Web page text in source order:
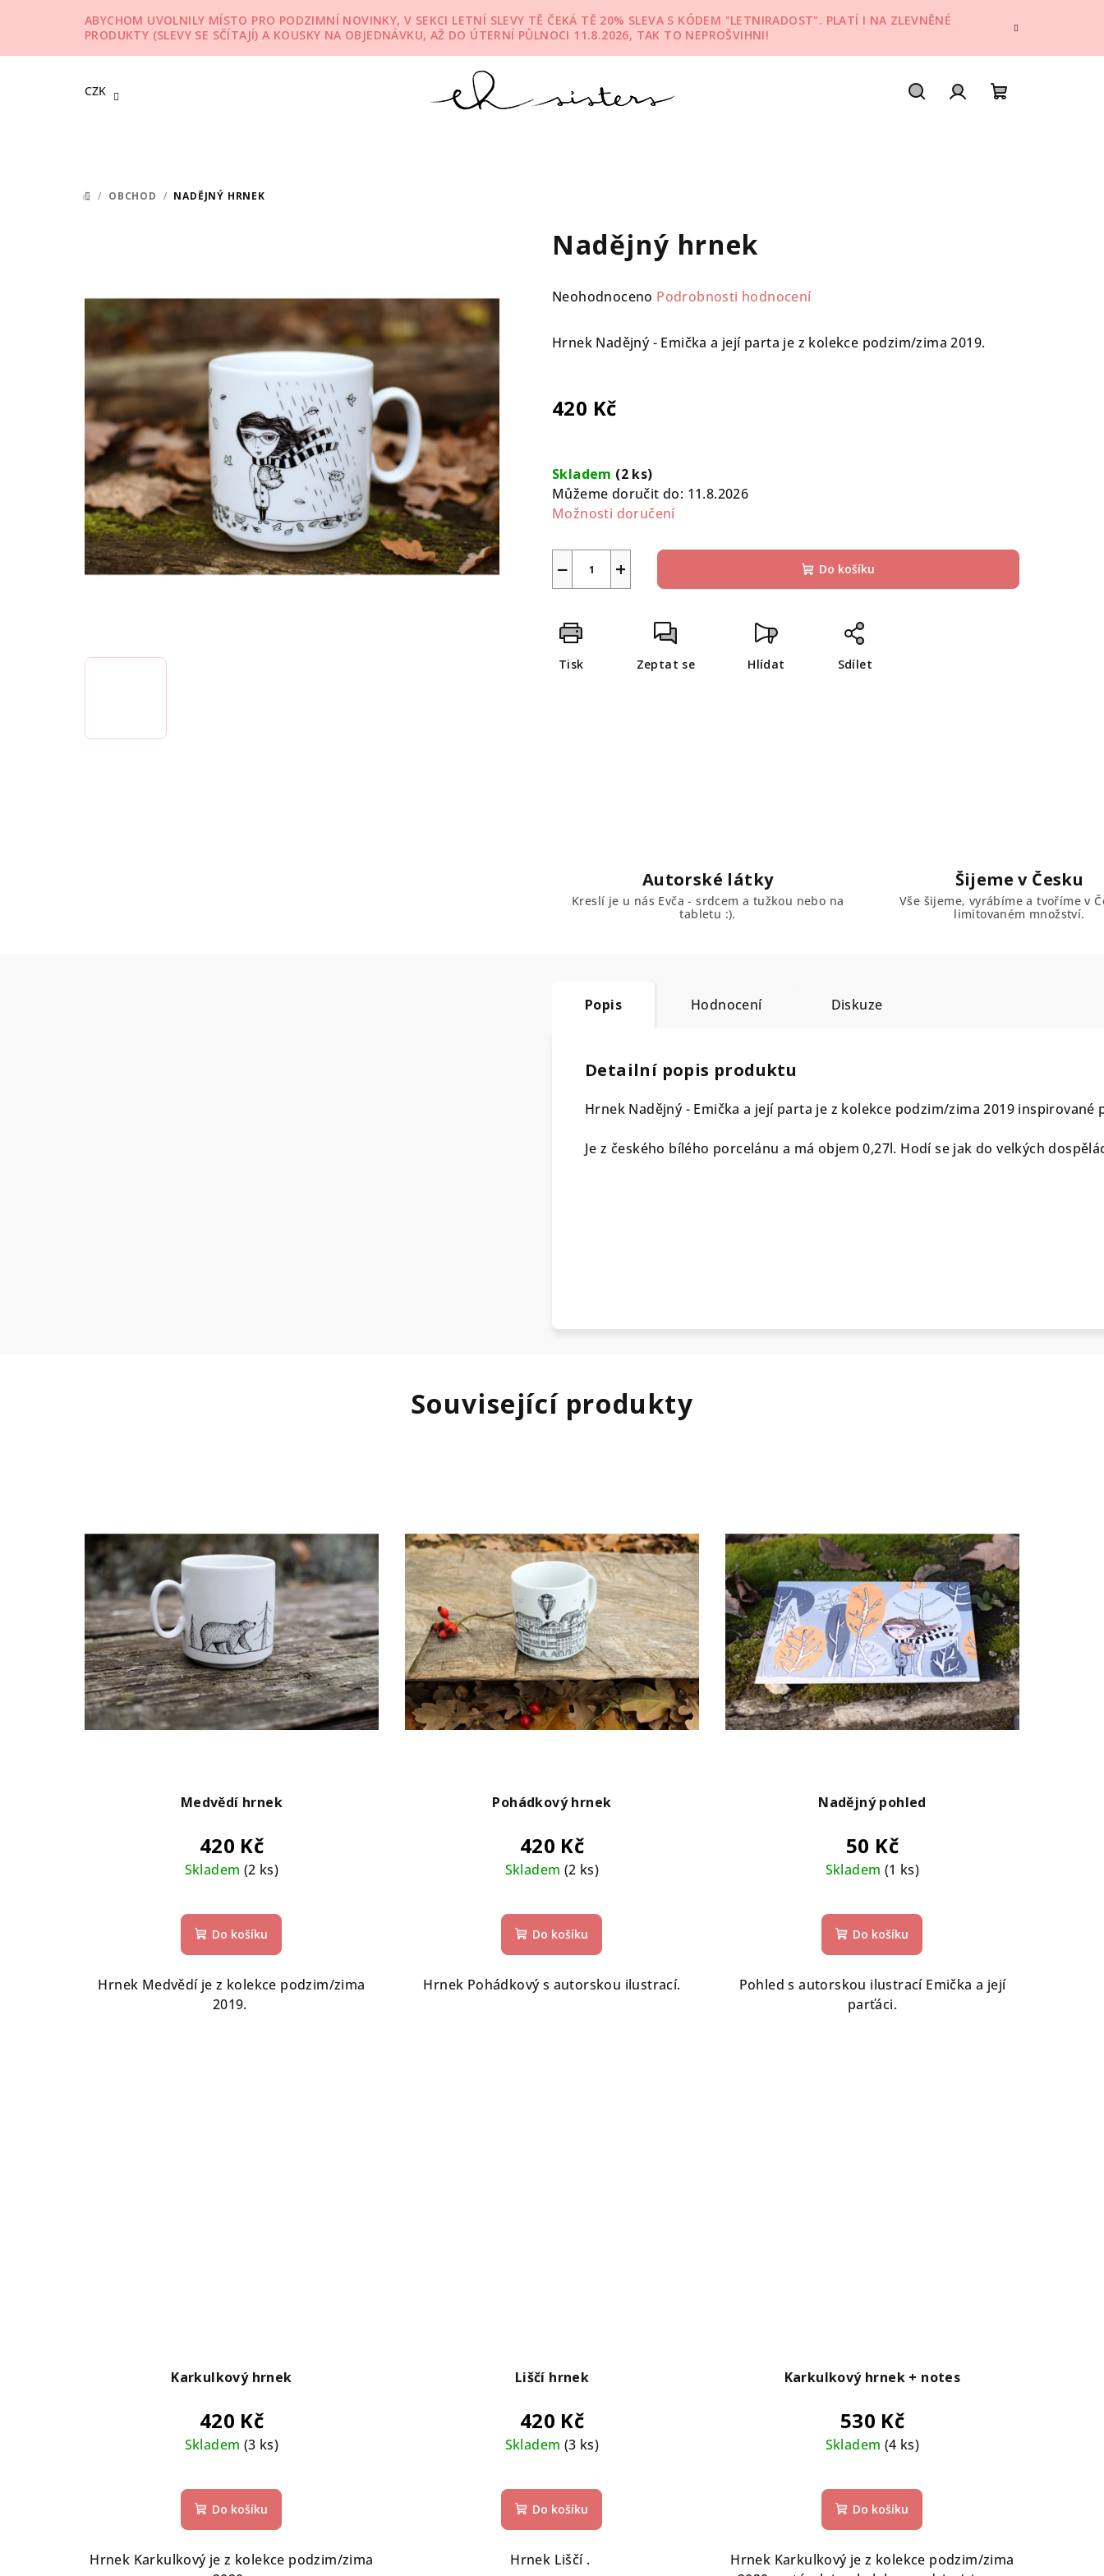
ABYCHOM UVOLNILY MÍSTO PRO PODZIMNÍ NOVINKY, V SEKCI LETNÍ SLEVY TĚ ČEKÁ TĚ 20% SLEVA S KÓDEM "LETNIRADOST". PLATÍ I NA ZLEVNĚNÉ
PRODUKTY (SLEVY SE SČÍTAJÍ) A KOUSKY NA OBJEDNÁVKU, AŽ DO ÚTERNÍ PŮLNOCI 11.8.2026, TAK TO NEPROŠVIHNI!
CZK
DOMŮ
/ OBCHOD / NADĚJNÝ HRNEK
Nadějný hrnek
Průměrné
produktu
5
Neohodnoceno Podrobnosti hodnocení
Hrnek Nadějný - Emička a její parta je z kolekce podzim/zima 2019.
420 Kč
cena:
Skladem (2 ks)
Můžeme doručit do: 11.8.2026
Možnosti doručení
+
− Do košíku
Tisk Zeptat se Hlídat Sdílet
Autorské látky
Kreslí je u nás Evča - srdcem a tužkou nebo na
tabletu :).
Šijeme v Česku
Vše šijeme, vyrábíme a tvoříme v
limitovaném množství.
Popis Hodnocení Diskuze
Detailní popis produktu
Hrnek Nadějný - Emička a její parta je z kolekce podzim/zima 2019 inspirované
Je z českého bílého porcelánu a má objem 0,27l. Hodí se jak do velkých
Související produkty
Medvědí hrnek
420 Kč
Skladem (2 ks)
Do košíku
Hrnek Medvědí je z kolekce podzim/zima
2019.
Pohádkový hrnek
420 Kč
Skladem (2 ks)
Do košíku
Hrnek Pohádkový s autorskou ilustrací.
Nadějný pohled
50 Kč
Skladem (1 ks)
Do košíku
Pohled s autorskou ilustrací Emička a její
parťáci.
Karkulkový hrnek
420 Kč
Skladem (3 ks)
Do košíku
Hrnek Karkulkový je z kolekce podzim/zima
Liščí hrnek
420 Kč
Skladem (3 ks)
Do košíku
Hrnek Liščí .
Karkulkový hrnek + notes
530 Kč
Skladem (4 ks)
Do košíku
Hrnek Karkulkový je z kolekce podzim/zima